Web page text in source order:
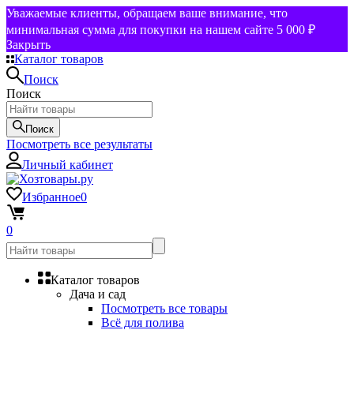
Уважаемые клиенты, обращаем ваше внимание, что
минимальная сумма для покупки на нашем сайте 5 000 ₽
Закрыть
Каталог товаров
Поиск
Поиск
Поиск
Посмотреть все результаты
Личный кабинет
Избранное0
0
Каталог товаров
Дача и сад
Посмотреть все товары
Всё для полива